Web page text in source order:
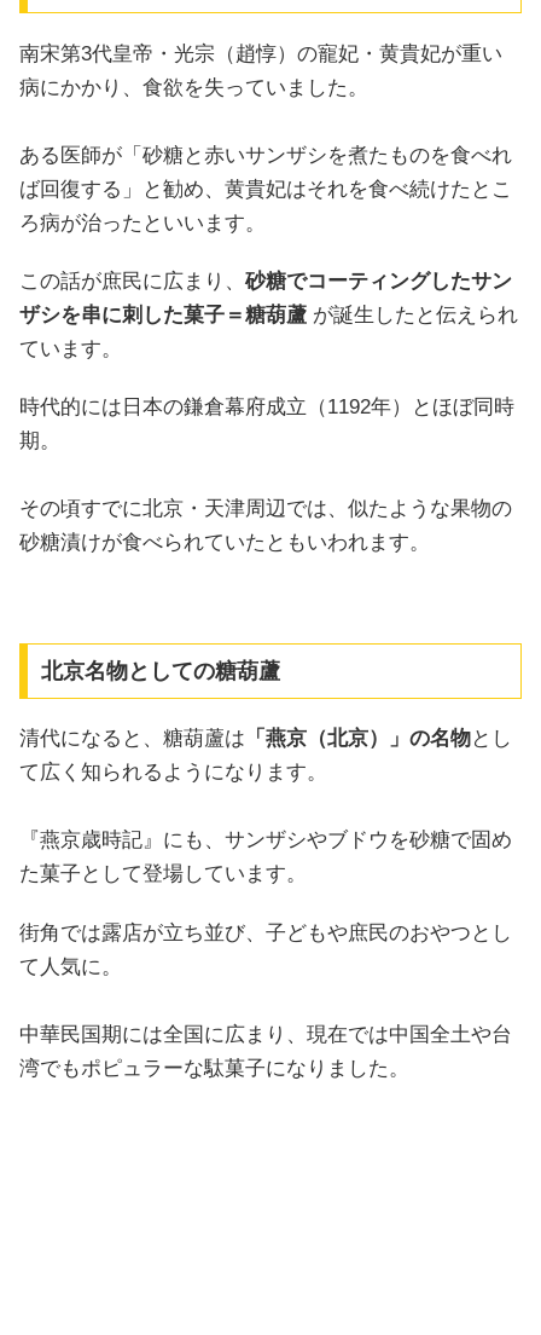
南宋第3代皇帝・光宗（趙惇）の寵妃・黄貴妃が重い
病にかかり、食欲を失っていました。
ある医師が「砂糖と赤いサンザシを煮たものを食べれ
ば回復する」と勧め、黄貴妃はそれを食べ続けたとこ
ろ病が治ったといいます。
この話が庶民に広まり、 砂糖でコーティングしたサン
ザシを串に刺した菓子＝糖葫蘆 が誕生したと伝えられ
ています。
時代的には日本の鎌倉幕府成立（1192年）とほぼ同時
期。
その頃すでに北京・天津周辺では、似たような果物の
砂糖漬けが食べられていたともいわれます。
北京名物としての糖葫蘆
清代になると、糖葫蘆は 「燕京（北京）」の名物とし
て広く知られるようになります。
『燕京歳時記』にも、サンザシやブドウを砂糖で固め
た菓子として登場しています。
街角では露店が立ち並び、子どもや庶民のおやつとし
て人気に。
中華民国期には全国に広まり、現在では中国全土や台
湾でもポピュラーな駄菓子になりました。